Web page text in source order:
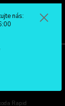
Rapid
nás: